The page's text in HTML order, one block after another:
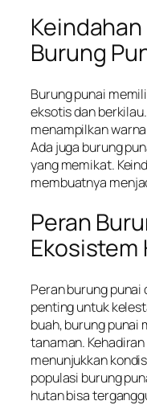
Burung
Burung punai
eksotis dan
menampilkan
Ada juga burung
yang memikat.
membuatnya
Peran
Ekosistem
Peran burung
penting untuk
buah, burung punai
tanaman.
menunjukkan
populasi burung
hutan bisa